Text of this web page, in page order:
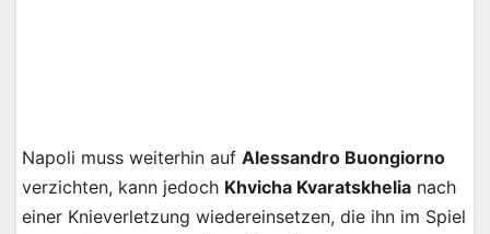
Napoli muss weiterhin auf Alessandro Buongiorno
verzichten, kann jedoch Khvicha Kvaratskhelia nach
einer Knieverletzung wiedereinsetzen, die ihn im Spiel